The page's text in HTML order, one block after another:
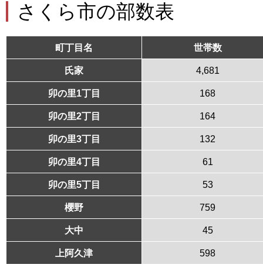
さくら市の部数表
町丁目名 世帯数
氏家 4,681
卯の里1丁目 168
卯の里2丁目 164
卯の里3丁目 132
卯の里4丁目 61
卯の里5丁目 53
櫻野 759
大中 45
上阿久津 598